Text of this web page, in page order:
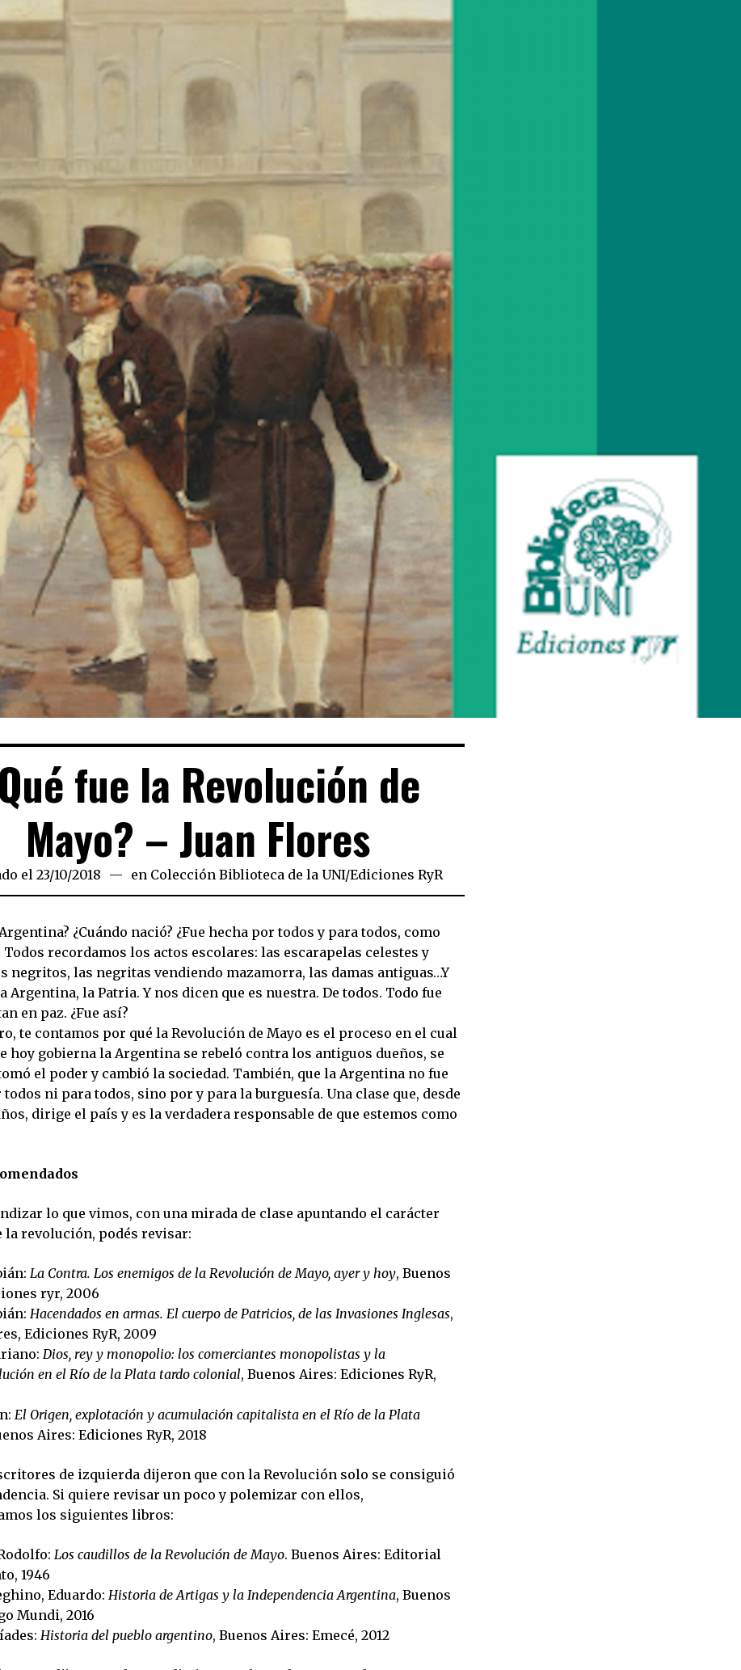
fue la Revolución de
Mayo? – Juan Flores
el 23/10/2018 13/08/2021
en Colección Biblioteca de la UNI/Ediciones RyR
¿Cuándo nació? ¿Fue hecha por todos y para todos, como
Todos recordamos los actos escolares: las escarapelas celestes y
negritos, las negritas vendiendo mazamorra, las damas antiguas…Y
Argentina, la Patria. Y nos dicen que es nuestra. De todos. Todo fue
en paz. ¿Fue así?
te contamos por qué la Revolución de Mayo es el proceso en el cual
hoy gobierna la Argentina se rebeló contra los antiguos dueños, se
el poder y cambió la sociedad. También, que la Argentina no fue
todos ni para todos, sino por y para la burguesía. Una clase que, desde
dirige el país y es la verdadera responsable de que estemos como
lo que vimos, con una mirada de clase apuntando el carácter
la revolución, podés revisar:
La Contra. Los enemigos de la Revolución de Mayo, ayer y hoy, Buenos
ryr, 2006
Hacendados en armas. El cuerpo de Patricios, de las Invasiones Inglesas,
Ediciones RyR, 2009
Dios, rey y monopolio: los comerciantes monopolistas y la
en el Río de la Plata tardo colonial, Buenos Aires: Ediciones RyR,
El Origen, explotación y acumulación capitalista en el Río de la Plata
Aires: Ediciones RyR, 2018
de izquierda dijeron que con la Revolución solo se consiguió
Si quiere revisar un poco y polemizar con ellos,
los siguientes libros:
Los caudillos de la Revolución de Mayo. Buenos Aires: Editorial
1946
Eduardo: Historia de Artigas y la Independencia Argentina, Buenos
Mundi, 2016
Historia del pueblo argentino, Buenos Aires: Emecé, 2012